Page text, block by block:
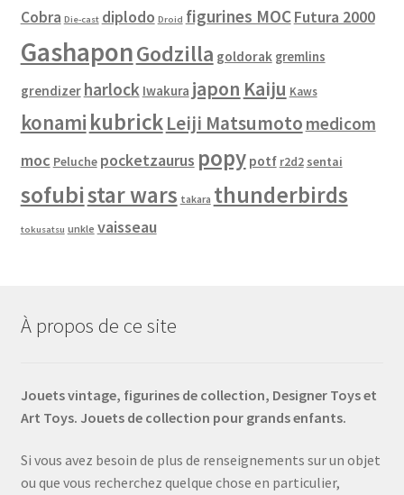
Cobra Die-cast diplodo Droid figurines MOCFutura 2000
GashaponGodzilla goldorak gremlins
grendizer harlock Iwakura japon Kaiju Kaws
konami kubrickLeiji Matsumoto medicom
moc Peluche pocketzaurus popy potf r2d2 sentai
sofubistar wars takara thunderbirds
tokusatsu unkle vaisseau
À propos de ce site
Jouets vintage, figurines de collection, Designer Toys et
Art Toys. Jouets de collection pour grands enfants.
Si vous avez besoin de plus de renseignements sur un objet
ou que vous recherchez quelque chose en particulier,